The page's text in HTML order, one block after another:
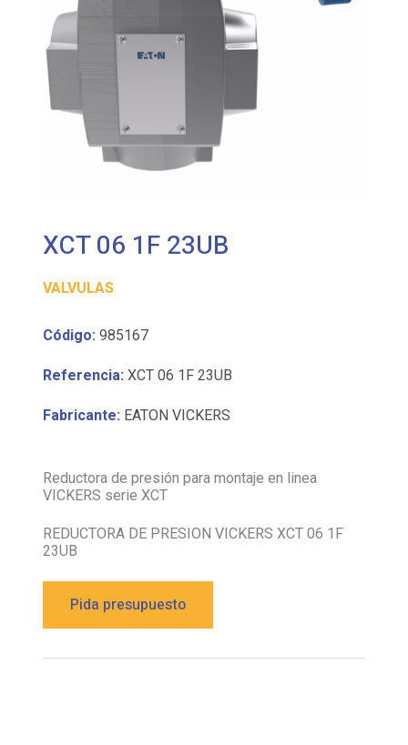
XCT 06 1F 23UB
VALVULAS
Código: 985167
Referencia: XCT 06 1F 23UB
Fabricante: EATON VICKERS
Reductora de presión para montaje en linea
VICKERS serie XCT
REDUCTORA DE PRESION VICKERS XCT 06 1F
23UB
Pida presupuesto